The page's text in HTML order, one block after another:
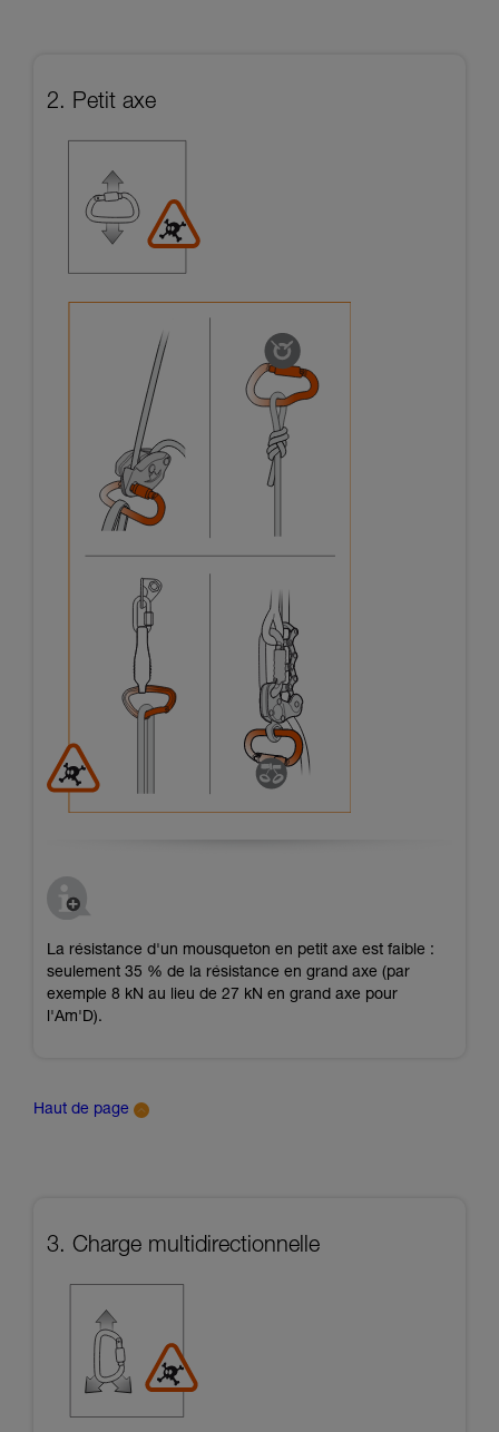
2. Petit axe
La résistance d'un mousqueton en petit axe est faible :
seulement 35 % de la résistance en grand axe (par
exemple 8 kN au lieu de 27 kN en grand axe pour
l'Am'D).
Haut de page
3. Charge multidirectionnelle